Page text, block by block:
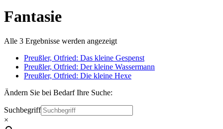
Fantasie
Alle 3 Ergebnisse werden angezeigt
Preußler, Otfried: Das kleine Gespenst
Preußler, Otfried: Der kleine Wassermann
Preußler, Otfried: Die kleine Hexe
Ändern Sie bei Bedarf Ihre Suche:
Suchbegriff
×